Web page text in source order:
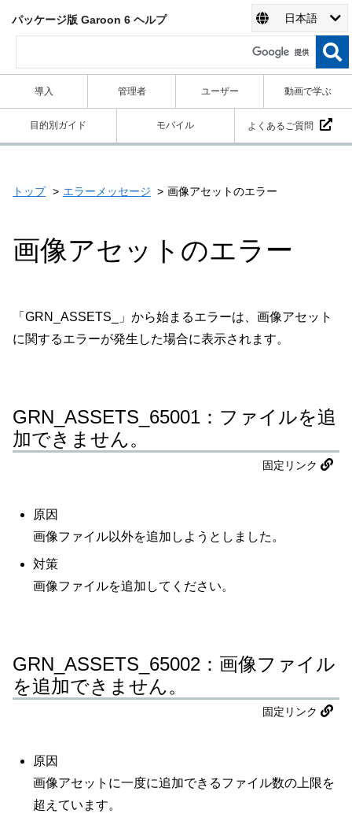
パッケージ版 Garoon 6 ヘルプ 日本語
導入 管理者 ユーザー 動画で学ぶ
目的別ガイド モバイル よくあるご質問
トップ エラーメッセージ 画像アセットのエラー
画像アセットのエラー
「GRN_ASSETS_」から始まるエラーは、画像アセット
に関するエラーが発生した場合に表示されます。
GRN_ASSETS_65001：ファイルを追
加できません。
固定リンク
原因
画像ファイル以外を追加しようとしました。
対策
画像ファイルを追加してください。
GRN_ASSETS_65002：画像ファイル
を追加できません。
固定リンク
原因
画像アセットに一度に追加できるファイル数の上限を
超えています。